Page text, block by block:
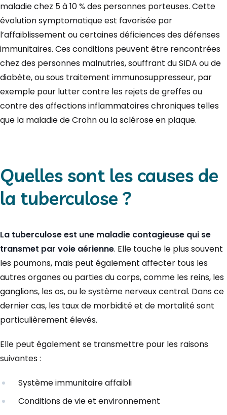
maladie chez 5 à 10 % des personnes porteuses. Cette
évolution symptomatique est favorisée par
l’affaiblissement ou certaines déficiences des défenses
immunitaires. Ces conditions peuvent être rencontrées
chez des personnes malnutries, souffrant du SIDA ou de
diabète, ou sous traitement immunosuppresseur, par
exemple pour lutter contre les rejets de greffes ou
contre des affections inflammatoires chroniques telles
que la maladie de Crohn ou la sclérose en plaque.
Quelles sont les causes de
la tuberculose ?
La tuberculose est une maladie contagieuse qui se
transmet par voie aérienne. Elle touche le plus souvent
les poumons, mais peut également affecter tous les
autres organes ou parties du corps, comme les reins, les
ganglions, les os, ou le système nerveux central. Dans ce
dernier cas, les taux de morbidité et de mortalité sont
particulièrement élevés.
Elle peut également se transmettre pour les raisons
suivantes :
Système immunitaire affaibli
Conditions de vie et environnement